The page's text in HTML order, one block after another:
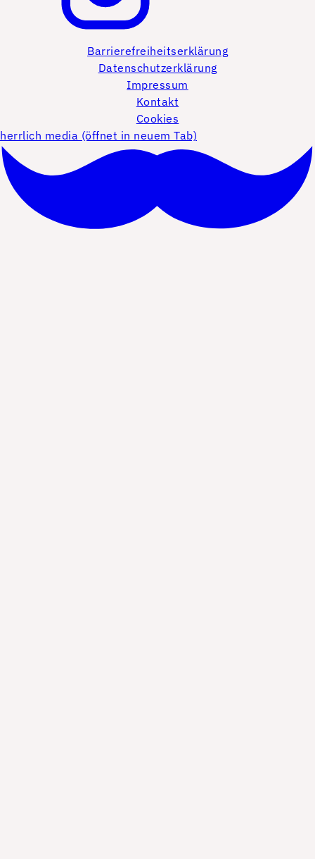
Barrierefreiheitserklärung
Datenschutzerklärung
Impressum
Kontakt
Cookies
herrlich media (öffnet in neuem Tab)